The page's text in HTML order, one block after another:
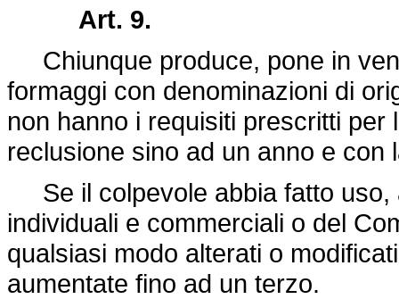
Art. 9.
Chiunque produce, pone in
formaggi con denominazioni di
non hanno i requisiti prescritti
reclusione sino ad un anno e con
Se il colpevole abbia fatto uso,
individuali e commerciali o del
qualsiasi modo alterati o
aumentate fino ad un terzo.